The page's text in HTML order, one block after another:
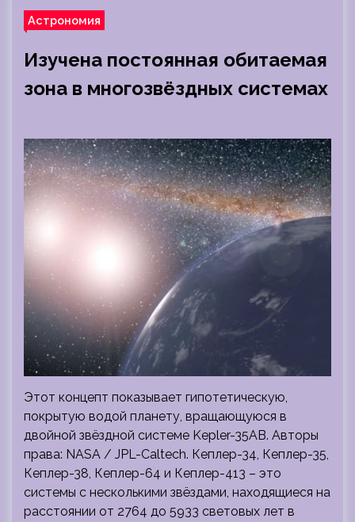
Астрономия
Изучена постоянная обитаемая
зона в многозвёздных системах
Этот концепт показывает гипотетическую,
покрытую водой планету, вращающуюся в
двойной звёздной системе Kepler-35AB. Авторы
права: NASA / JPL-Caltech. Кеплер-34, Кеплер-35,
Кеплер-38, Кеплер-64 и Кеплер-413 – это
системы с несколькими звёздами, находящиеся на
расстоянии от 2764 до 5933 световых лет в